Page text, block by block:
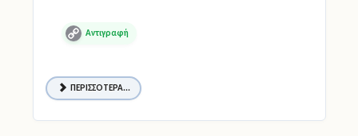
Copy
ΠΕΡΙΣΣΌΤΕΡΑ...